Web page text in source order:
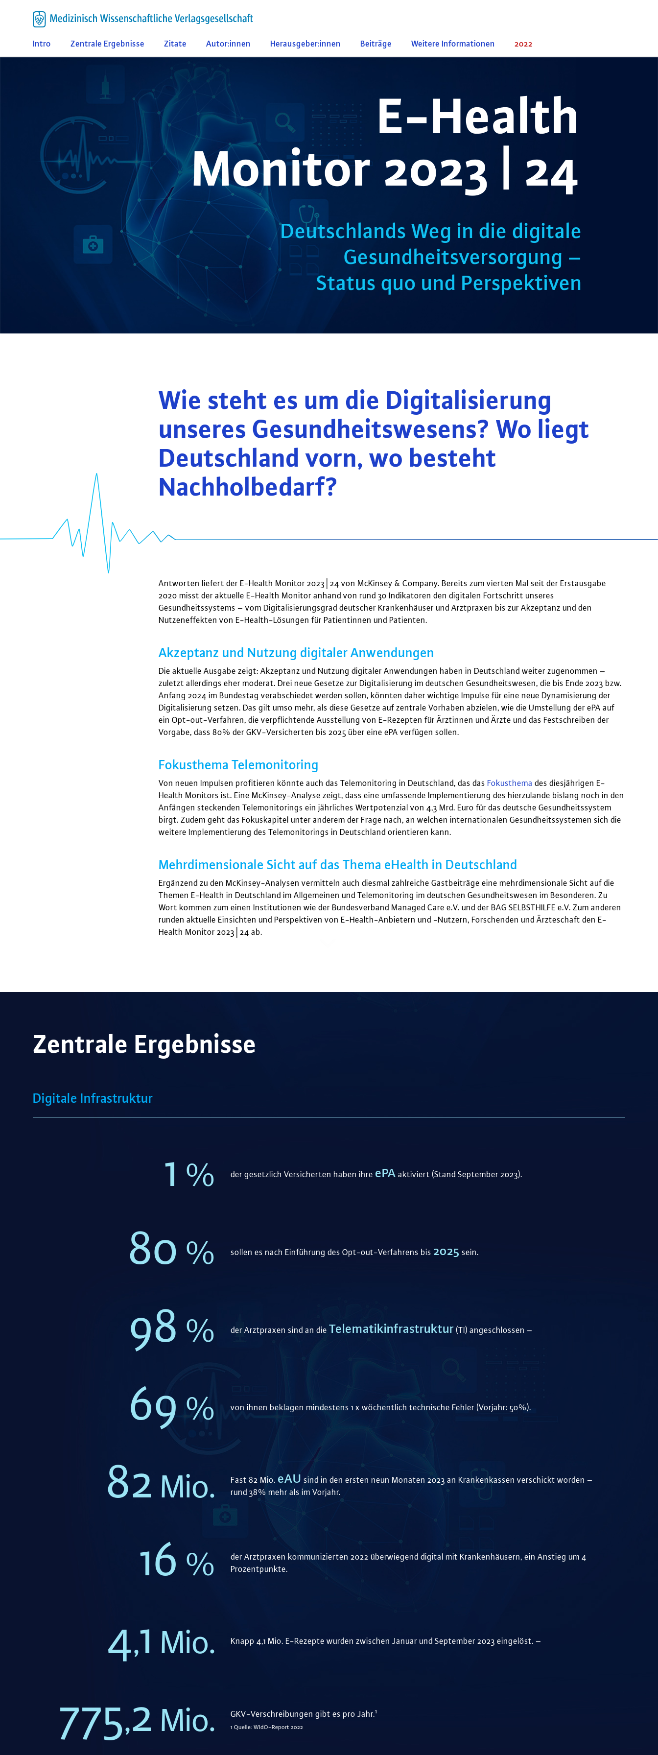
Intro Zentrale Ergebnisse Zitate Autor:innen Herausgeber:innen Beiträge Weitere Informationen 2022
E-Health
Monitor 2023 | 24
Deutschlands Weg in die digitale
Gesundheitsversorgung –
Status quo und Perspektiven
Wie steht es um die Digitalisierung
unseres Gesundheitswesens? Wo liegt
Deutschland vorn, wo besteht
Nachholbedarf?
Antworten liefert der E-Health Monitor 2023│24 von McKinsey & Company. Bereits zum vierten Mal seit der Erstausgabe
2020 misst der aktuelle E-Health Monitor anhand von rund 30 Indikatoren den digitalen Fortschritt unseres
Gesundheitssystems – vom Digitalisierungsgrad deutscher Krankenhäuser und Arztpraxen bis zur Akzeptanz und den
Nutzeneffekten von E-Health-Lösungen für Patientinnen und Patienten.
Akzeptanz und Nutzung digitaler Anwendungen
Die aktuelle Ausgabe zeigt: Akzeptanz und Nutzung digitaler Anwendungen haben in Deutschland weiter zugenommen –
zuletzt allerdings eher moderat. Drei neue Gesetze zur Digitalisierung im deutschen Gesundheitswesen, die bis Ende 2023 bzw.
Anfang 2024 im Bundestag verabschiedet werden sollen, könnten daher wichtige Impulse für eine neue Dynamisierung der
Digitalisierung setzen. Das gilt umso mehr, als diese Gesetze auf zentrale Vorhaben abzielen, wie die Umstellung der ePA auf
ein Opt-out-Verfahren, die verpflichtende Ausstellung von E-Rezepten für Ärztinnen und Ärzte und das Festschreiben der
Vorgabe, dass 80% der GKV-Versicherten bis 2025 über eine ePA verfügen sollen.
Fokusthema Telemonitoring
Von neuen Impulsen profitieren könnte auch das Telemonitoring in Deutschland, das das Fokusthema des diesjährigen E-
Health Monitors ist. Eine McKinsey-Analyse zeigt, dass eine umfassende Implementierung des hierzulande bislang noch in den
Anfängen steckenden Telemonitorings ein jährliches Wertpotenzial von 4,3 Mrd. Euro für das deutsche Gesundheitssystem
birgt. Zudem geht das Fokuskapitel unter anderem der Frage nach, an welchen internationalen Gesundheitssystemen sich die
weitere Implementierung des Telemonitorings in Deutschland orientieren kann.
Mehrdimensionale Sicht auf das Thema eHealth in Deutschland
Ergänzend zu den McKinsey-Analysen vermitteln auch diesmal zahlreiche Gastbeiträge eine mehrdimensionale Sicht auf die
Themen E-Health in Deutschland im Allgemeinen und Telemonitoring im deutschen Gesundheitswesen im Besonderen. Zu
Wort kommen zum einen Institutionen wie der Bundesverband Managed Care e.V. und der BAG SELBSTHILFE e.V. Zum anderen
runden aktuelle Einsichten und Perspektiven von E-Health-Anbietern und -Nutzern, Forschenden und Ärzteschaft den E-
Health Monitor 2023│24 ab.
Zentrale Ergebnisse
Digitale Infrastruktur
1 % der gesetzlich Versicherten haben ihre ePA aktiviert (Stand September 2023).
80 % sollen es nach Einführung des Opt-out-Verfahrens bis 2025 sein.
98 % der Arztpraxen sind an die Telematikinfrastruktur (TI) angeschlossen –
69 % von ihnen beklagen mindestens 1 x wöchentlich technische Fehler (Vorjahr: 50%).
82 Mio. Fast 82 Mio. eAU sind in den ersten neun Monaten 2023 an Krankenkassen verschickt worden –
rund 38% mehr als im Vorjahr.
16 %
der Arztpraxen kommunizierten 2022 überwiegend digital mit Krankenhäusern, ein Anstieg um 4
Prozentpunkte.
4,1 Mio. Knapp 4,1 Mio. E-Rezepte wurden zwischen Januar und September 2023 eingelöst. –
775,2 Mio. GKV-Verschreibungen gibt es pro Jahr.1
1 Quelle: WIdO-Report 2022